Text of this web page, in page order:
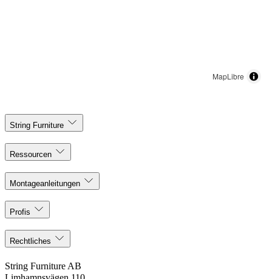
MapLibre
String Furniture
Ressourcen
Montageanleitungen
Profis
Rechtliches
String Furniture AB